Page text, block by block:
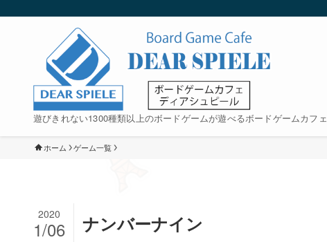
遊びきれない1300種類以上のボードゲームが遊べるボードゲームカフェ
ホーム ゲーム一覧
ナンバーナイン
2020
1/06